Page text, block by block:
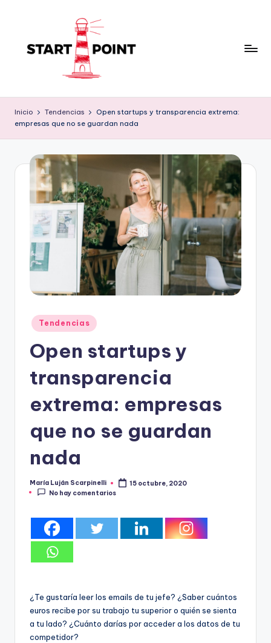
contenido
Inicio Tendencias
Open startups y transparencia extrema:
empresas que no se guardan nada
Publicado
en
Tendencias
Open startups y
transparencia
extrema: empresas
que no se guardan
nada
Publicado
por
María Luján Scarpinelli
15 octubre, 2020
No hay comentarios
¿Te gustaría leer los emails de tu jefe? ¿Saber cuántos
euros recibe por su trabajo tu superior o quién se sienta
a tu lado? ¿Cuánto darías por acceder a los datos de tu
competidor?